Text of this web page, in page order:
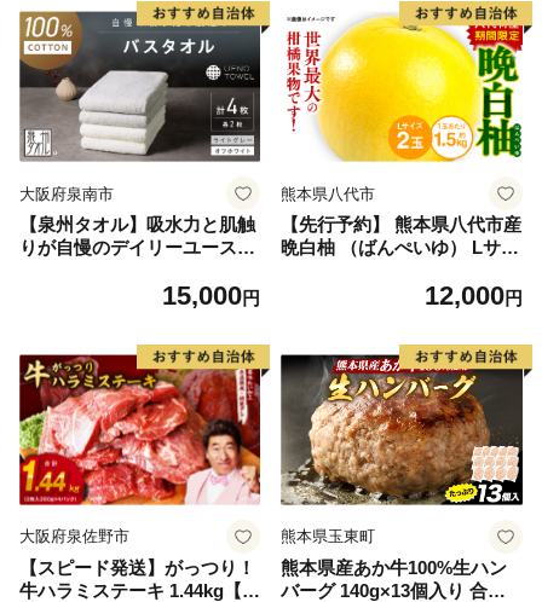
直送 】
大阪府泉南市
【泉州タオル】吸水力と肌触
りが自慢のデイリーユースバ
トグレー 4枚【配送不可地
15,000円
熊本県八代市
【先行予約】 熊本県八代市産
晩白柚 （ばんぺいゆ） Lサイ
もの フルーツ おやつ 特産 熊
12,000円
大阪府泉佐野市
【スピード発送】がっつり！
牛ハラミステーキ 1.44kg【氷
熊本県玉東町
熊本県産あか牛100%生ハン
バーグ 140g×13個入り 合計1